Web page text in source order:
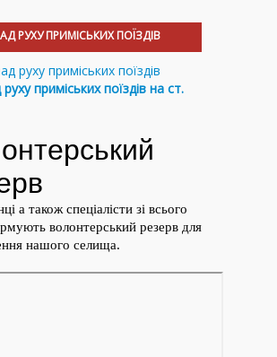
РУХУ ПРИМІСЬКИХ ПОЇЗДІВ
приміських поїздів на ст.